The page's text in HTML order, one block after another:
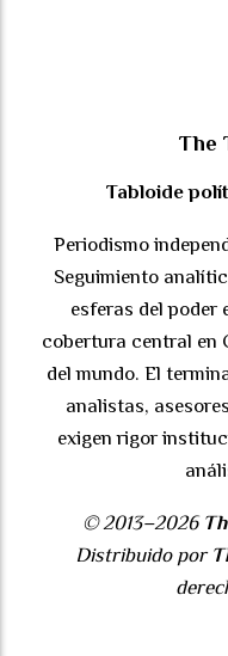
The
Tabloide
Periodismo
Seguimiento
esferas del poder
cobertura central en
del mundo. El
analistas,
exigen rigor
© 2013–2026
Distribuido por